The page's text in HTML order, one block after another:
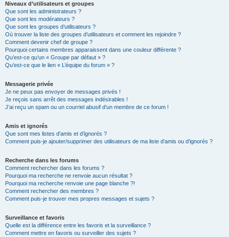
Niveaux d’utilisateurs et groupes
Que sont les administrateurs ?
Que sont les modérateurs ?
Que sont les groupes d’utilisateurs ?
Où trouver la liste des groupes d’utilisateurs et comment les rejoindre ?
Comment devenir chef de groupe ?
Pourquoi certains membres apparaissent dans une couleur différente ?
Qu’est-ce qu’un « Groupe par défaut » ?
Qu’est-ce que le lien « L’équipe du forum » ?
Messagerie privée
Je ne peux pas envoyer de messages privés !
Je reçois sans arrêt des messages indésirables !
J’ai reçu un spam ou un courriel abusif d’un membre de ce forum !
Amis et ignorés
Que sont mes listes d’amis et d’ignorés ?
Comment puis-je ajouter/supprimer des utilisateurs de ma liste d’amis ou d’ignorés ?
Recherche dans les forums
Comment rechercher dans les forums ?
Pourquoi ma recherche ne renvoie aucun résultat ?
Pourquoi ma recherche renvoie une page blanche ?!
Comment rechercher des membres ?
Comment puis-je trouver mes propres messages et sujets ?
Surveillance et favoris
Quelle est la différence entre les favoris et la surveillance ?
Comment mettre en favoris ou surveiller des sujets ?